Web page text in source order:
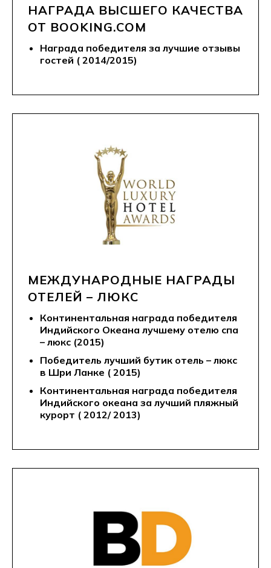
НАГРАДА ВЫСШЕГО КАЧЕСТВА
ОТ BOOKING.COM
Награда победителя за лучшие отзывы
гостей ( 2014/2015)
МЕЖДУНАРОДНЫЕ НАГРАДЫ
ОТЕЛЕЙ – ЛЮКС
Континентальная награда победителя
Индийского Океана лучшему отелю спа
– люкс (2015)
Победитель лучший бутик отель – люкс
в Шри Ланке ( 2015)
Континентальная награда победителя
Индийского океана за лучший пляжный
курорт ( 2012/ 2013)